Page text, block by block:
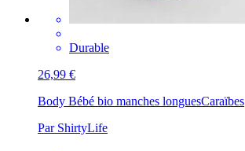
Durable
26,99 €
Body Bébé bio manches longuesCaraïbes
Par ShirtyLife